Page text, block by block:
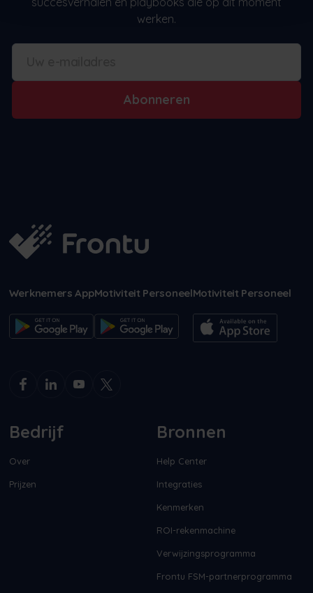
werken.
Abonneren
Werknemers AppMotiviteit PersoneelMotiviteit Personeel
Bedrijf
Over
Prijzen
Bronnen
Help Center
Integraties
Kenmerken
ROI-rekenmachine
Verwijzingsprogramma
Frontu FSM-partnerprogramma